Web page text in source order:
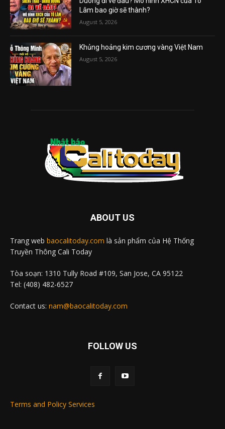
Lâm bao giờ sẽ thành?
August 5, 2026
Khủng hoảng kim cương vàng Việt Nam
August 5, 2026
ABOUT US
Trang web baocalitoday.com là sản phẩm của Hệ Thống
Truyền Thông Cali Today
Tòa soạn: 1310 Tully Road #109, San Jose, CA 95122
Tel: (408) 482-6527
Contact us: nam@baocalitoday.com
FOLLOW US
Terms and Policy Services